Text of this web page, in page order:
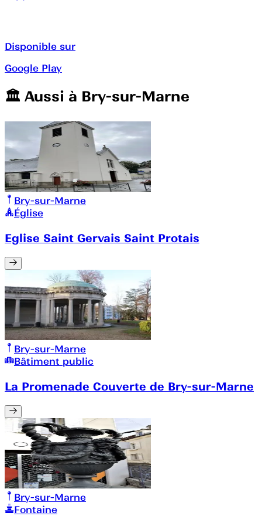
Disponible sur
Google Play
🏛️️ Aussi à Bry-sur-Marne
Bry-sur-Marne
Église
Eglise Saint Gervais Saint Protais
Bry-sur-Marne
Bâtiment public
La Promenade Couverte de Bry-sur-Marne
Bry-sur-Marne
Fontaine